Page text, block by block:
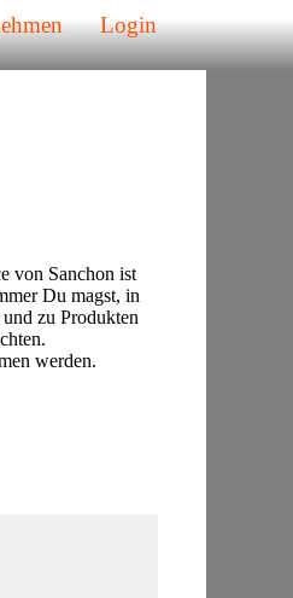
Login
von Sanchon ist
Du magst, in
zu Produkten
werden.